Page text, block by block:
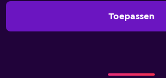
Toepassen